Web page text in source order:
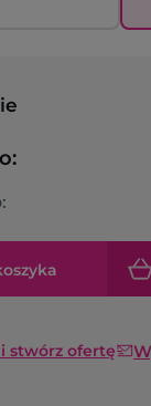
stwórz ofertę